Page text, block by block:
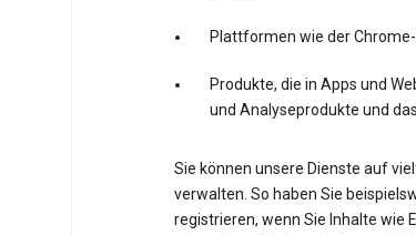
Plattformen wie der
Produkte, die in Apps und
und Analyseprodukte und
Sie können unsere Dienste auf
verwalten. So haben Sie
registrieren, wenn Sie Inhalte wie